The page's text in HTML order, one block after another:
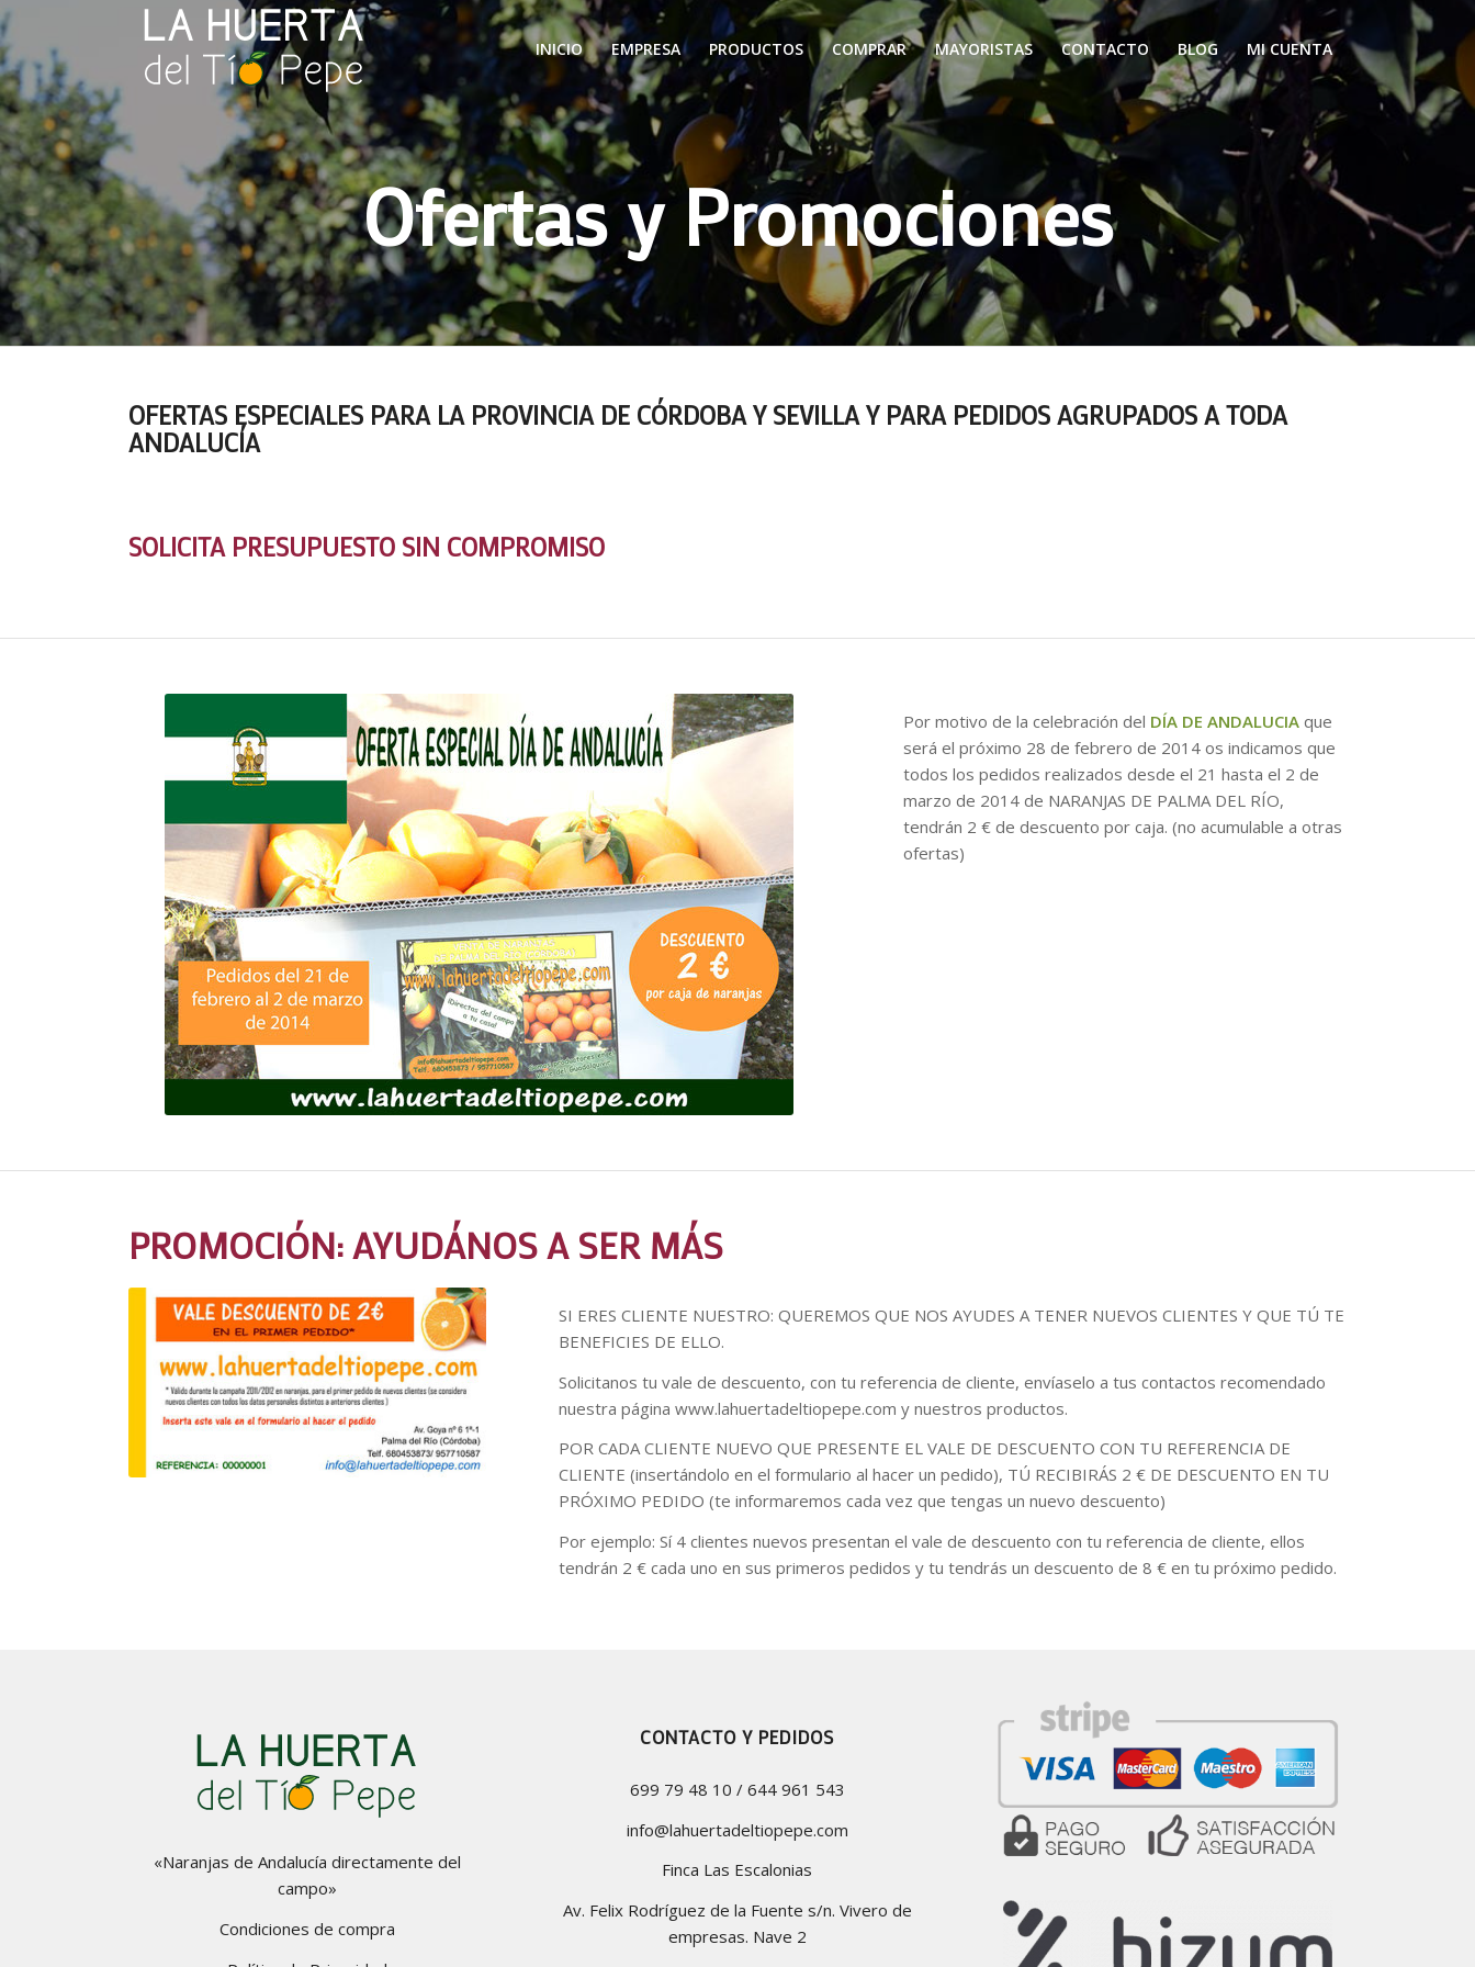
INICIO EMPRESA PRODUCTOS COMPRAR MAYORISTAS CONTACTO BLOG MI CUENTA
Ofertas y Promociones
OFERTAS ESPECIALES PARA LA PROVINCIA DE CÓRDOBA Y SEVILLA Y PARA PEDIDOS AGRUPADOS A TODA
ANDALUCÍA
SOLICITA PRESUPUESTO SIN COMPROMISO
Por motivo de la celebración del DÍA DE ANDALUCIAque
será el próximo 28 de febrero de 2014 os indicamos que
todos los pedidos realizados desde el 21 hasta el 2 de
marzo de 2014 de NARANJAS DE PALMA DEL RÍO,
tendrán 2 € de descuento por caja. (no acumulable a otras
ofertas)
PROMOCIÓN: AYUDÁNOS A SER MÁS
SI ERES CLIENTE NUESTRO: QUEREMOS QUE NOS AYUDES A TENER NUEVOS CLIENTES Y QUE TÚ TE
BENEFICIES DE ELLO.
Solicitanos tu vale de descuento, con tu referencia de cliente, envíaselo a tus contactos recomendado
nuestra página www.lahuertadeltiopepe.com y nuestros productos.
POR CADA CLIENTE NUEVO QUE PRESENTE EL VALE DE DESCUENTO CON TU REFERENCIA DE
CLIENTE (insertándolo en el formulario al hacer un pedido), TÚ RECIBIRÁS 2 € DE DESCUENTO EN TU
PRÓXIMO PEDIDO (te informaremos cada vez que tengas un nuevo descuento)
Por ejemplo: Sí 4 clientes nuevos presentan el vale de descuento con tu referencia de cliente, ellos
tendrán 2 € cada uno en sus primeros pedidos y tu tendrás un descuento de 8 € en tu próximo pedido.
«Naranjas de Andalucía directamente del
campo»
Condiciones de compra
CONTACTO Y PEDIDOS
699 79 48 10 / 644 961 543
info@lahuertadeltiopepe.com
Finca Las Escalonias
Av. Felix Rodríguez de la Fuente s/n. Vivero de
empresas. Nave 2